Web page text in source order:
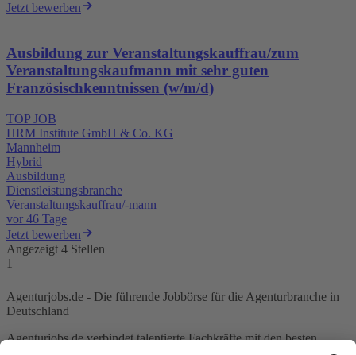
Jetzt bewerben
Ausbildung zur Veranstaltungskauffrau/zum
Veranstaltungskaufmann mit sehr guten
Französischkenntnissen (w/m/d)
TOP JOB
HRM Institute GmbH & Co. KG
Mannheim
Hybrid
Ausbildung
Dienstleistungsbranche
Veranstaltungskauffrau/-mann
vor 46 Tage
Jetzt bewerben
Angezeigt 4 Stellen
1
Agenturjobs.de - Die führende Jobbörse für die Agenturbranche in
Deutschland
Agenturjobs.de verbindet talentierte Fachkräfte mit den besten